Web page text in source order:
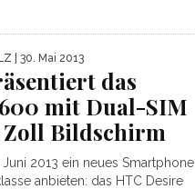
| 30. Mai 2013
das
mit Dual-SIM
Zoll Bildschirm
2013 ein neues Smartphone
anbieten: das HTC Desire